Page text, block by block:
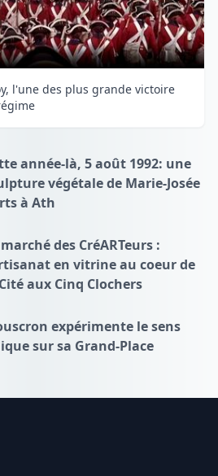
l'une des plus grande victoire
année-là, 5 août 1992: une
végétale de Marie-Josée
à Ath
des CréARTeurs :
en vitrine au coeur de
aux Cinq Clochers
expérimente le sens
sur sa Grand-Place